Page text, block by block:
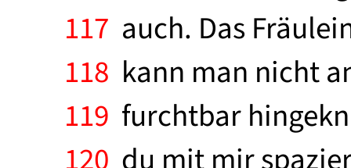
117 auch. Das
118 kann man nicht
119 furchtbar